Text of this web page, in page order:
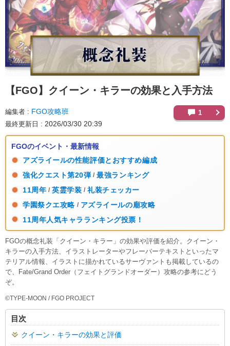
【FGO】 クイーン・キラーの効果と入手方法
編集者 FGO攻略班
最終更新日 2026/03/30 20:39
1
FGOのイベント・最新情報
アズライールの性能評価とおすすめ編成
強化クエスト第20弾 / 最強ランキング
11周年 / 英霊学装 / 礼装チェッカー
学園祭クエ攻略 / アズライールの廟攻略
11周年人気キャラランキング投票！
FGOの概念礼装「クイーン・キラー」の効果や評価を紹介。クイーン・
キラーの入手方法、イラストレーターやフレーバーテキストといったマ
テリアル情報、イラストに描かれているサーヴァントも掲載しているの
で、Fate/Grand Order（フェイトグランドオーダー）攻略の参考にどう
ぞ。
©TYPE-MOON / FGO PROJECT
目次
クイーン・キラーの効果と評価